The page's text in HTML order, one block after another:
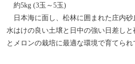
約5kg (3玉～5玉)
日本海に面し、松林に囲まれた庄内
水はけの良い土壌と日中の強い日差し
とメロンの栽培に最適な環境で育てら